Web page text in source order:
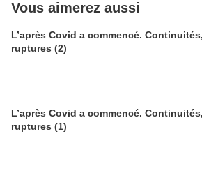
Vous aimerez aussi
L’après Covid a commencé.
ruptures (2)
L’après Covid a commencé.
ruptures (1)